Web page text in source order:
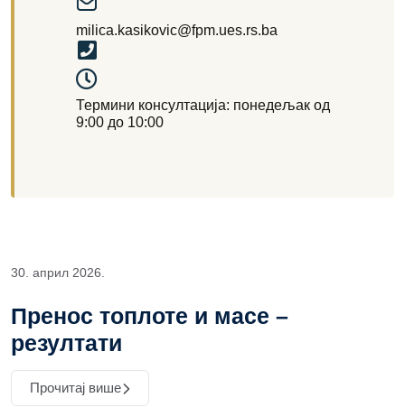
milica.kasikovic@fpm.ues.rs.ba
Термини консултација: понедељак од
9:00 до 10:00
30. април 2026.
Пренос топлоте и масе –
резултати
Прочитај више